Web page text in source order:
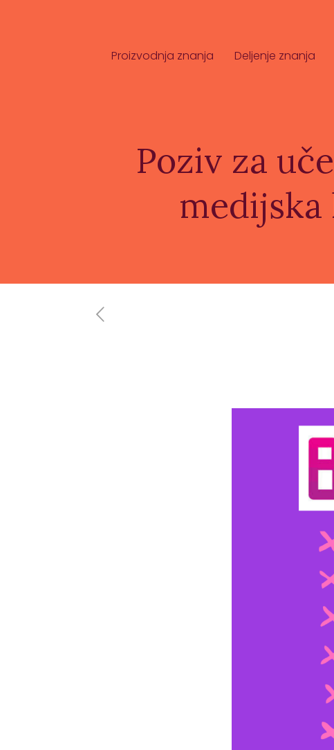
Proizvodnja znanja Deljenje znanja
Poziv za